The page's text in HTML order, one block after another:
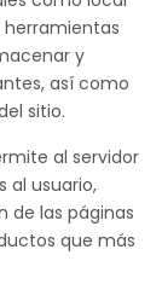
herramientas
y
así como
sitio.
al servidor
al usuario,
de las páginas
que más